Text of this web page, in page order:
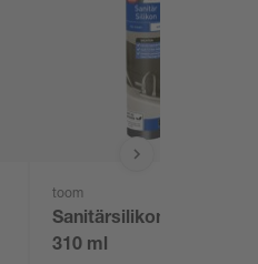
toom
Sanitärsilikon weiß
310 ml